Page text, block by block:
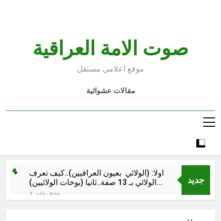
صوت الامة العراقية
موقع اعلامي مستقل
مقالات عشوائية
جديد
اولا: (الولائي بعيون العراقيين)..كيف تعرف
الولائي بـ 13 صفة..ثانيا (بوخات الولائيين)
بالعراق (جر الشيعة..لحرب مع سوريا
الجولاني) و(قصف السعودية) و(استهداف
3 دقائق Ago